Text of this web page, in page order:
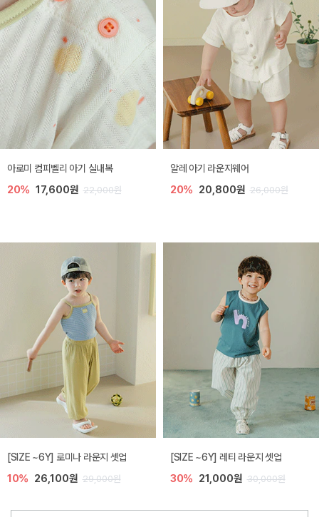
아로미 컴피벨리 아기 실내복
20% 17,600원 22,000원
알레 아기 라운지웨어
20% 20,800원 26,000원
[SIZE ~6Y] 로미나 라운지 셋업
10% 26,100원 29,000원
[SIZE ~6Y] 레티 라운지 셋업
30% 21,000원 30,000원